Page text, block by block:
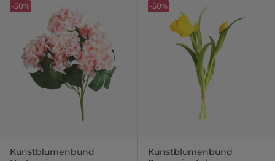
Kunstblumenbund
-50%
Kunstblumenbund
-50%